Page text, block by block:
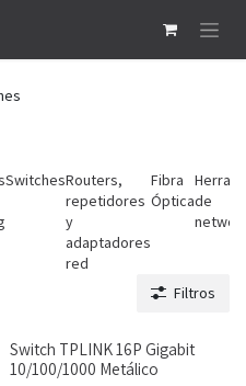
SwitchesRouters,
repetidores
y
adaptadores
red
Fibra
Ópticade
Filtros
Switch TPLINK 16P Gigabit
10/100/1000 Metálico